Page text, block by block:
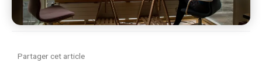
Partager cet article